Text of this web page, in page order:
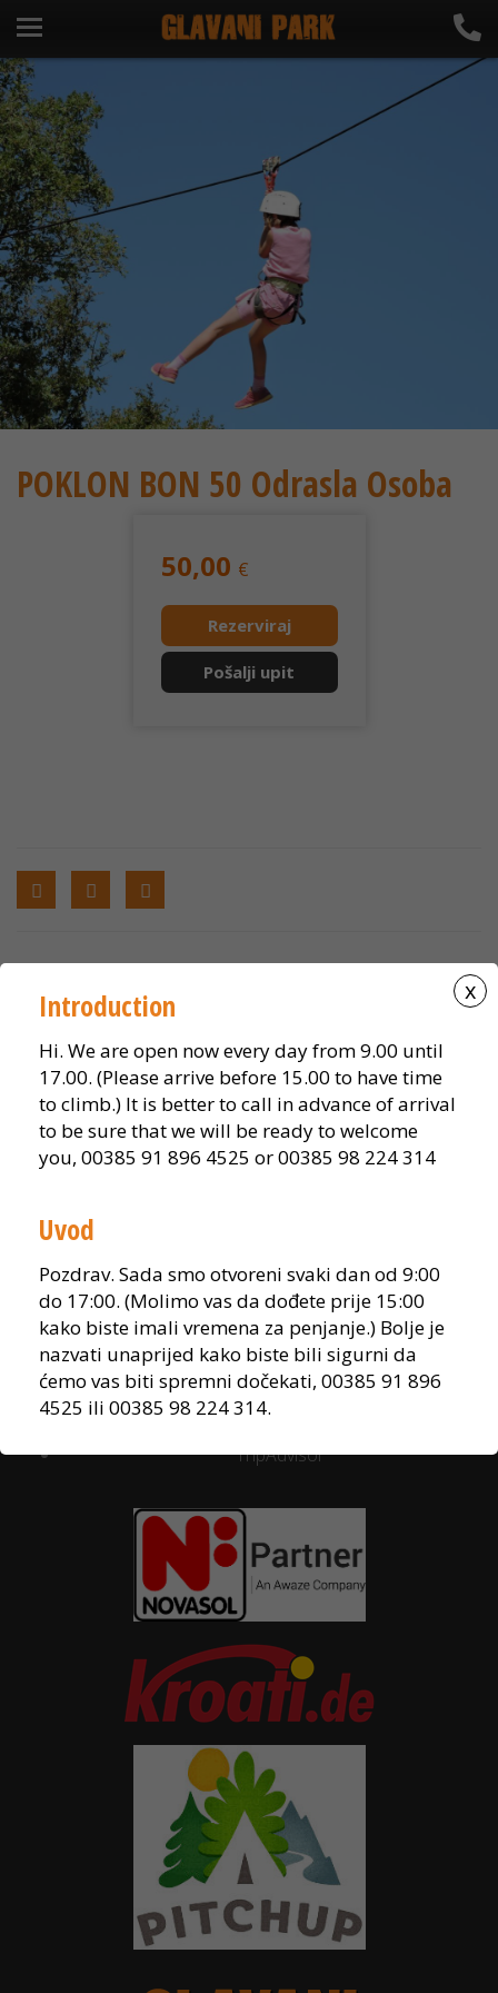
Introduction
Hi. We are open now every day from 9.00 until
17.00. (Please arrive before 15.00 to have time
to climb.) It is better to call in advance of arrival
to be sure that we will be ready to welcome
you, 00385 91 896 4525 or 00385 98 224 314
Uvod
Pozdrav. Sada smo otvoreni svaki dan od 9:00
do 17:00. (Molimo vas da dođete prije 15:00
kako biste imali vremena za penjanje.) Bolje je
nazvati unaprijed kako biste bili sigurni da
ćemo vas biti spremni dočekati, 00385 91 896
4525 ili 00385 98 224 314.
x
POKLON BON 50 Odrasla Osoba
50,00 €
Rezerviraj
Pošalji upit
Partneri Izjava o privatnosti
Reklamacije i povrati
Kontaktirajte nas
___
OTVORENI KROZ CIJELU GODINU SVAKI DAN OD 9-17
SATI
___
office@glavanipark.com